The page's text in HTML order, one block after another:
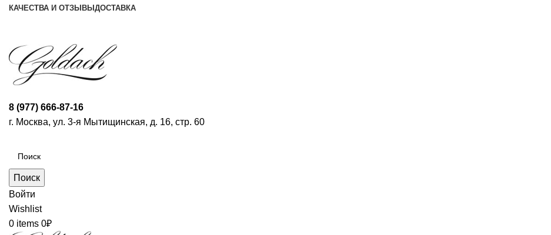
КАЧЕСТВА И ОТЗЫВЫ ДОСТАВКА
8 (977) 666-87-16
г. Москва, ул. 3-я Мытищинская, д. 16, стр. 60
Поиск
Войти
Wishlist
0 items 0₽